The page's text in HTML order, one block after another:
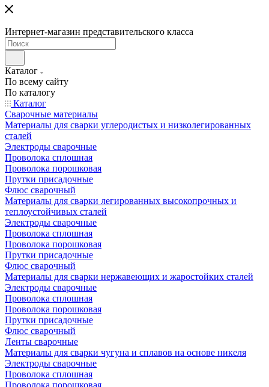
Интернет-магазин представительского класса
Каталог
По всему сайту
По каталогу
Каталог
Сварочные материалы
Материалы для сварки углеродистых и низколегированных
сталей
Электроды сварочные
Проволока сплошная
Проволока порошковая
Прутки присадочные
Флюс сварочный
Материалы для сварки легированных высокопрочных и
теплоустойчивых сталей
Электроды сварочные
Проволока сплошная
Проволока порошковая
Прутки присадочные
Флюс сварочный
Материалы для сварки нержавеющих и жаростойких сталей
Электроды сварочные
Проволока сплошная
Проволока порошковая
Прутки присадочные
Флюс сварочный
Ленты сварочные
Материалы для сварки чугуна и сплавов на основе никеля
Электроды сварочные
Проволока сплошная
Проволока порошковая